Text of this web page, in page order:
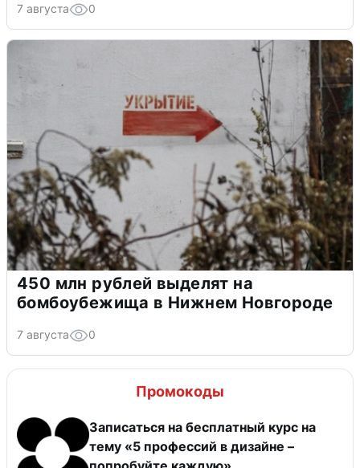
7 августа 0
450 млн рублей выделят на
бомбоубежища в Нижнем Новгороде
7 августа 0
Промокоды
Записаться на бесплатный курс на
тему «5 профессий в дизайне –